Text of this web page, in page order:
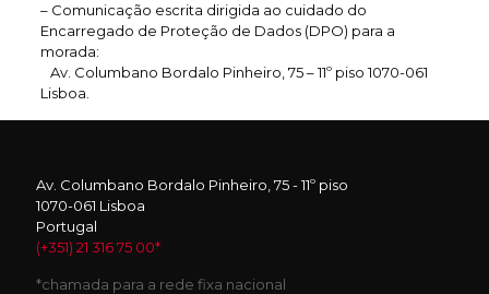
– Comunicação escrita dirigida ao cuidado do
Encarregado de Proteção de Dados (DPO) para a
morada:
Av. Columbano Bordalo Pinheiro, 75 – 11º piso 1070-061
Lisboa.
Av. Columbano Bordalo Pinheiro, 75 - 11º piso
1070-061 Lisboa
Portugal
(+351) 21 316 75 00*
*chamada para a rede fixa nacional